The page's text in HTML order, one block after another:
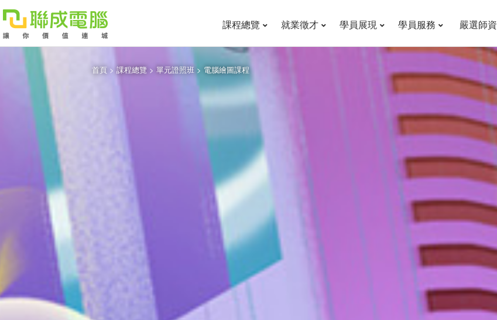
嚴選師資
學員服務
學員展現
就業徵才
課程總覽
首頁 > 課程總覽 > 單元證照班 > 電腦繪圖課程